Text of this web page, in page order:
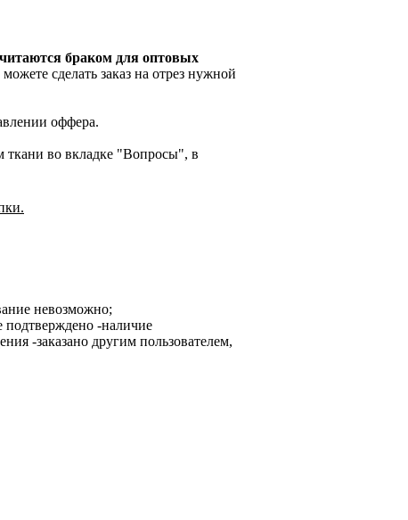
браком для оптовых
сделать заказ на отрез нужной
оффера.
во вкладке "Вопросы", в
невозможно;
-наличие
-заказано другим пользователем,